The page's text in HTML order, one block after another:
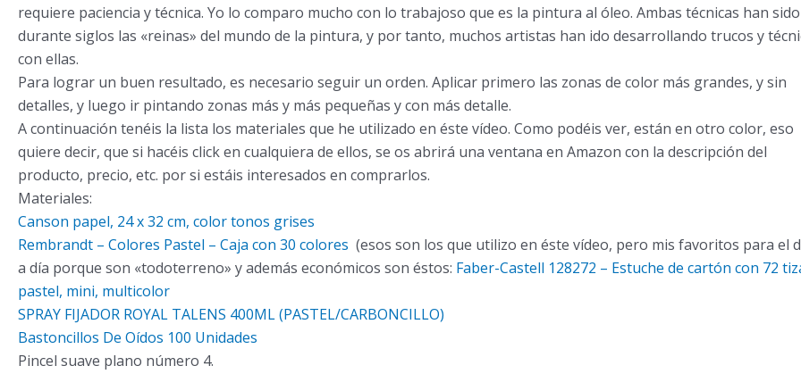
requiere paciencia y técnica. Yo lo comparo mucho con lo trabajoso que es la pintura al óleo. Ambas técnicas han sido
durante siglos las «reinas» del mundo de la pintura, y por tanto, muchos artistas han ido desarrollando trucos y
con ellas.
Para lograr un buen resultado, es necesario seguir un orden. Aplicar primero las zonas de color más grandes, y sin
detalles, y luego ir pintando zonas más y más pequeñas y con más detalle.
A continuación tenéis la lista los materiales que he utilizado en éste vídeo. Como podéis ver, están en otro color, eso
quiere decir, que si hacéis click en cualquiera de ellos, se os abrirá una ventana en Amazon con la descripción del
producto, precio, etc. por si estáis interesados en comprarlos.
Materiales:
Canson papel, 24 x 32 cm, color tonos grises
Rembrandt – Colores Pastel – Caja con 30 colores (esos son los que utilizo en éste vídeo, pero mis favoritos para el
a día porque son «todoterreno» y además económicos son éstos: Faber-Castell 128272 – Estuche de cartón con 72
pastel, mini, multicolor
SPRAY FIJADOR ROYAL TALENS 400ML (PASTEL/CARBONCILLO)
Bastoncillos De Oídos 100 Unidades
Pincel suave plano número 4.